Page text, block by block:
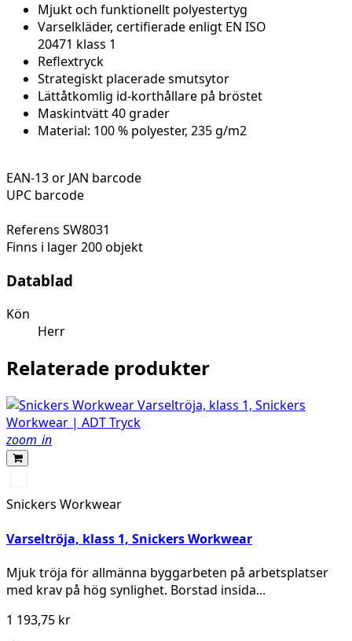
Mjuktoch funktionellt polyestertyg
Varselkläder, certifieradeenligt EN ISO
20471 klass 1
Reflextryck
Strategiskt placeradesmutsytor
Lättåtkomlig id-korthållare på bröstet
Maskintvätt 40 grader
Material: 100 % polyester, 235 g/m2
EAN-13 or JAN barcode
UPC barcode
Referens SW8031
Finns i lager200 objekt
Datablad
Kön
Herr
Relaterade produkter
zoom_in
vis
yellow
Snickers Workwear
Varseltröja, klass 1, Snickers Workwear
Mjuk tröja för allmänna byggarbeten på arbetsplatser
med krav på hög synlighet. Borstad insida...
1 193,75 kr